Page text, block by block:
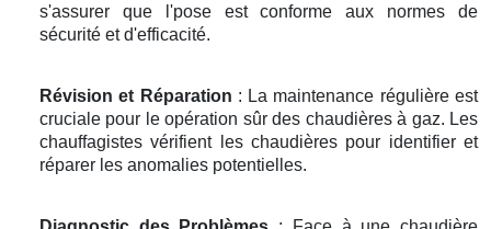
s'assurer que l'pose est conforme aux normes de
sécurité et d'efficacité.
Révision et Réparation : La maintenance régulière est
cruciale pour le opération sûr des chaudières à gaz. Les
chauffagistes vérifient les chaudières pour identifier et
réparer les anomalies potentielles.